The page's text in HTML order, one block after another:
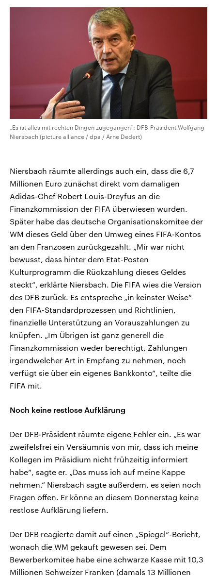
„Es ist alles mit rechten Dingen zugegangen“: DFB-Präsident Wolfgang
Niersbach (picture alliance / dpa / Arne Dedert)
Niersbach räumte allerdings auch ein, dass die 6,7
Millionen Euro zunächst direkt vom damaligen
Adidas-Chef Robert Louis-Dreyfus an die
Finanzkommission der FIFA überwiesen wurden.
Später habe das deutsche Organisationskomitee der
WM dieses Geld über den Umweg eines FIFA-Kontos
an den Franzosen zurückgezahlt. „Mir war nicht
bewusst, dass hinter dem Etat-Posten
Kulturprogramm die Rückzahlung dieses Geldes
steckt“, erklärte Niersbach. Die FIFA wies die Version
des DFB zurück. Es entspreche „in keinster Weise“
den FIFA-Standardprozessen und Richtlinien,
finanzielle Unterstützung an Vorauszahlungen zu
knüpfen. „Im Übrigen ist ganz generell die
Finanzkommission weder berechtigt, Zahlungen
irgendwelcher Art in Empfang zu nehmen, noch
verfügt sie über ein eigenes Bankkonto“, teilte die
FIFA mit.
Noch keine restlose Aufklärung
Der DFB-Präsident räumte eigene Fehler ein. „Es war
zweifelsfrei ein Versäumnis von mir, dass ich meine
Kollegen im Präsidium nicht frühzeitig informiert
habe“, sagte er. „Das muss ich auf meine Kappe
nehmen.“ Niersbach sagte außerdem, es seien noch
Fragen offen. Er könne an diesem Donnerstag keine
restlose Aufklärung liefern.
Der DFB reagierte damit auf einen „Spiegel“-Bericht,
wonach die WM gekauft gewesen sei. Dem
Bewerberkomitee habe eine schwarze Kasse mit 10,3
Millionen Schweizer Franken (damals 13 Millionen